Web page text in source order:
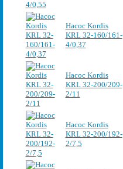
Насос Kordis
KRL 32-160/161-
4/0,37
Насос Kordis
KRL 32-200/209-
2/11
Насос Kordis
KRL 32-200/192-
2/7,5